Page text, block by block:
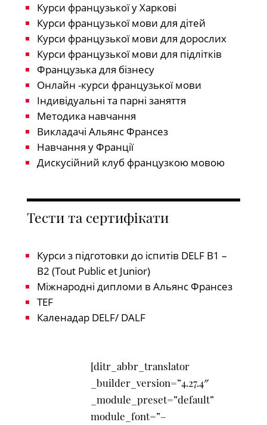
Курси французької у Харкові
Курси французької мови для дітей
Курси французької мови для дорослих
Курси французької мови для підлітків
Французька для бізнесу
Онлайн -курси французької мови
Індивідуальні та парні заняття
Методика навчання
Викладачі Альянс Франсез
Навчання у Франції
Дискусійний клуб французкою мовою
Тести та сертифікати
Курси з підготовки до іспитів DELF B1 –
B2 (Tout Public et Junior)
Міжнародні дипломи в Альянс Франсез
TEF
Каленадар DELF/ DALF
[ditr_abbr_translator
_builder_version=”4.27.4″
_module_preset=”default”
module_font=”–